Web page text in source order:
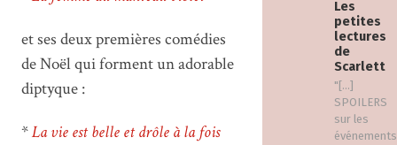
Les
petites
lectures
de
Scarlett
"[…]
SPOILERS
sur les
événements
et ses deux premières comédies
de Noël qui forment un adorable
diptyque :
*La vie est belle et drôle à la fois